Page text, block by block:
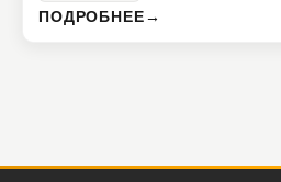
ПОДРОБНЕЕ→